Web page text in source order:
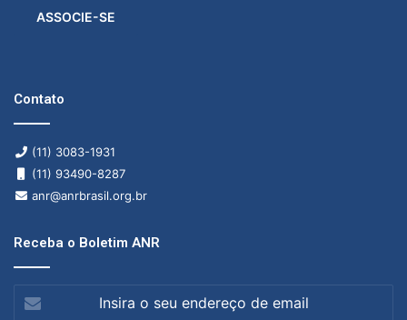
ASSOCIE-SE
Contato
(11) 3083-1931
(11) 93490-8287
anr@anrbrasil.org.br
Receba o Boletim ANR